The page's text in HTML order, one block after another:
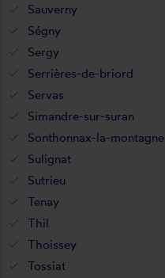
Sauverny
Ségny
Sergy
Serrières-de-briord
Servas
Simandre-sur-suran
Sonthonnax-la-montagne
Sulignat
Sutrieu
Tenay
Thil
Thoissey
Tossiat